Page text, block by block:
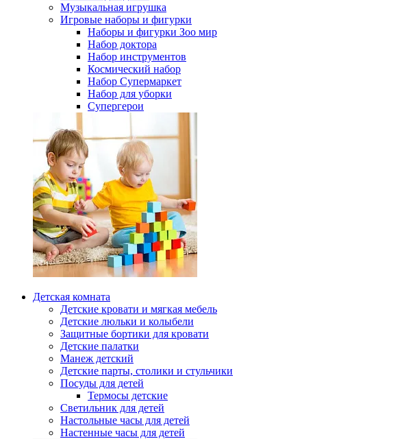
Музыкальная игрушка
Игровые наборы и фигурки
Наборы и фигурки Зоо мир
Набор доктора
Набор инструментов
Космический набор
Hабор Супермаркет
Набор для уборки
Супергерои
Детская комната
Детские кровати и мягкая мебель
Детские люльки и колыбели
Защитные бортики для кровати
Детские палатки
Манеж детский
Детские парты, столики и стульчики
Посуды для детей
Термосы детские
Светильник для детей
Настольные часы для детей
Настенные часы для детей